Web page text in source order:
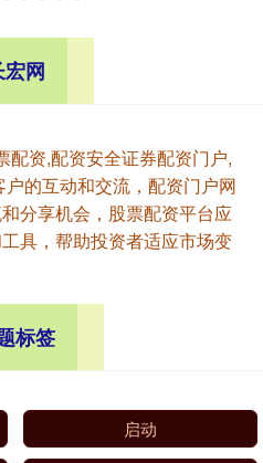
宏网
配资,配资安全证券配资门户,
的互动和交流，配资门户网
分享机会，股票配资平台应
具，帮助投资者适应市场变
标签
启动